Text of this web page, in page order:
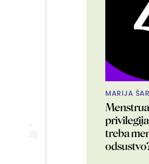
MARIJA
treba